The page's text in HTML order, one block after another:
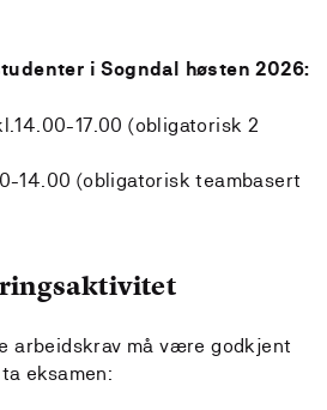
i Sogndal høsten 2026:
17.00 (obligatorisk 2
14.00 (obligatorisk teambasert
arbeidskrav må være godkjent
eksamen: